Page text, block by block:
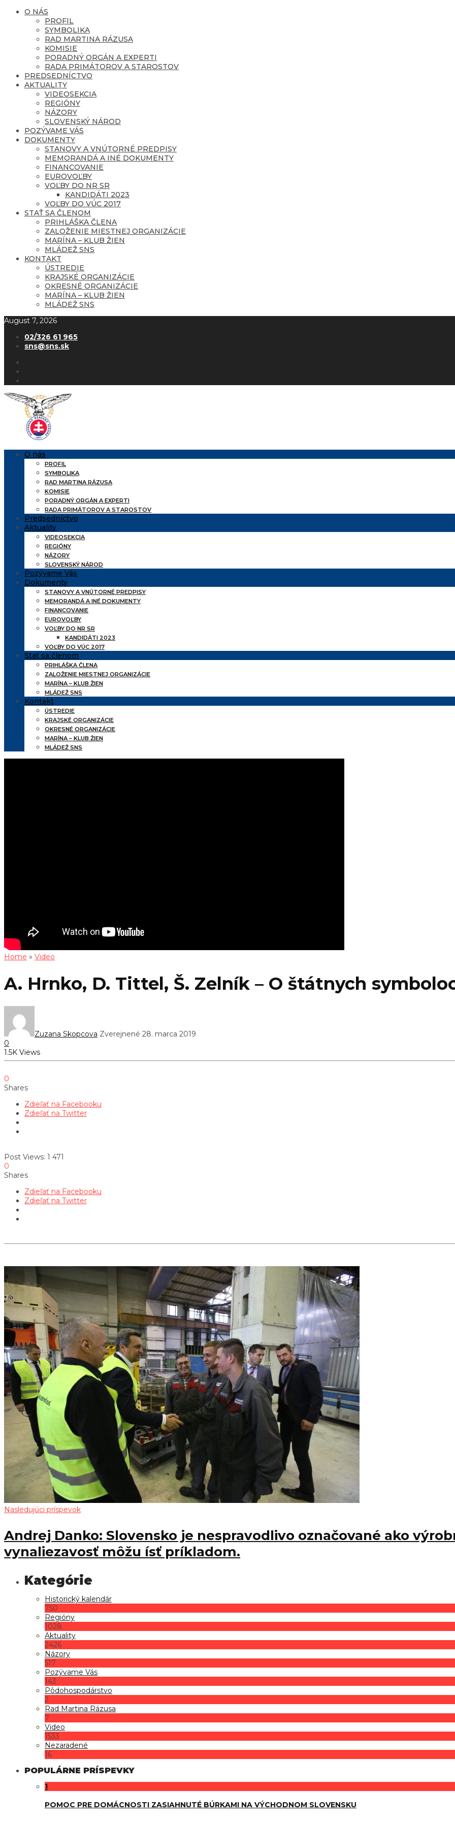
O NÁS
PROFIL
SYMBOLIKA
RAD MARTINA RÁZUSA
KOMISIE
PORADNÝ ORGÁN A EXPERTI
RADA PRIMÁTOROV A STAROSTOV
PREDSEDNÍCTVO
AKTUALITY
VIDEOSEKCIA
REGIÓNY
NÁZORY
SLOVENSKÝ NÁROD
POZÝVAME VÁS
DOKUMENTY
STANOVY A VNÚTORNÉ PREDPISY
MEMORANDÁ A INÉ DOKUMENTY
FINANCOVANIE
EUROVOĽBY
VOĽBY DO NR SR
KANDIDÁTI 2023
VOĽBY DO VÚC 2017
STAŤ SA ČLENOM
PRIHLÁŠKA ČLENA
ZALOŽENIE MIESTNEJ ORGANIZÁCIE
MARÍNA – KLUB ŽIEN
MLÁDEŽ SNS
KONTAKT
ÚSTREDIE
KRAJSKÉ ORGANIZÁCIE
OKRESNÉ ORGANIZÁCIE
MARÍNA – KLUB ŽIEN
MLÁDEŽ SNS
August 7, 2026
02/326 61 965
sns@sns.sk
O nás
PROFIL
SYMBOLIKA
RAD MARTINA RÁZUSA
KOMISIE
PORADNÝ ORGÁN A EXPERTI
RADA PRIMÁTOROV A STAROSTOV
Predsedníctvo
Aktuality
VIDEOSEKCIA
REGIÓNY
NÁZORY
SLOVENSKÝ NÁROD
Pozývame Vás
Dokumenty
STANOVY A VNÚTORNÉ PREDPISY
MEMORANDÁ A INÉ DOKUMENTY
FINANCOVANIE
EUROVOĽBY
VOĽBY DO NR SR
KANDIDÁTI 2023
VOĽBY DO VÚC 2017
Stať sa členom
PRIHLÁŠKA ČLENA
ZALOŽENIE MIESTNEJ ORGANIZÁCIE
MARÍNA – KLUB ŽIEN
MLÁDEŽ SNS
Kontakt
ÚSTREDIE
KRAJSKÉ ORGANIZÁCIE
OKRESNÉ ORGANIZÁCIE
MARÍNA – KLUB ŽIEN
MLÁDEŽ SNS
Home » Video
A. Hrnko, D. Tittel, Š. Zelník – O štátnych
Zuzana Skopcova Zverejnené 28. marca 2019
0
1.5K Views
0
Shares
Zdieľať na Facebooku
Zdieľať na Twitter
Post Views: 1 471
0
Shares
Zdieľať na Facebooku
Zdieľať na Twitter
Nasledujúci príspevok
Andrej Danko: Slovensko je nespravodlivo označované ako
vynaliezavosť môžu ísť príkladom.
Historický kalendár
750
Regióny
1028
Aktuality
2426
Názory
517
Pozývame Vás
143
Pôdohospodárstvo
2
Rad Martina Rázusa
7
Video
1533
Nezaradené
16
POPULÁRNE PRÍSPEVKY
1
POMOC PRE DOMÁCNOSTI ZASIAHNUTÉ BÚRKAMI NA VÝCHODNOM SLOVENSKU